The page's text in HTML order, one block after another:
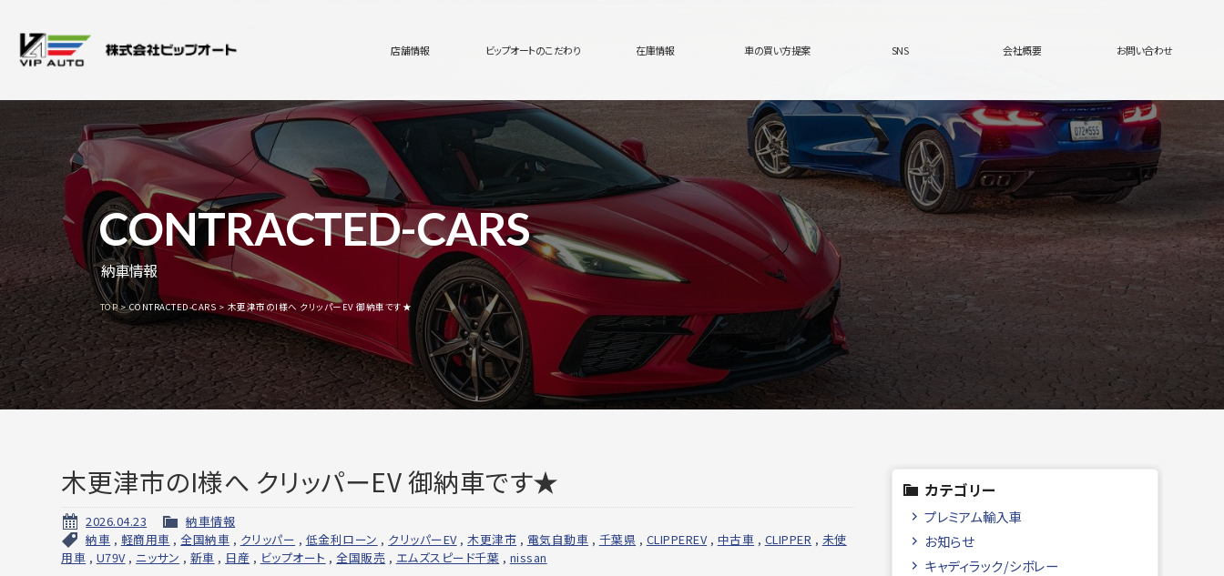
店舗情報 ビップオートのこだわり 在庫情報 車の買い方提案 SNS 会社概要 お問い合わせ
CONTRACTED-CARS
納車情報
TOP CONTRACTED-CARS 木更津市のI様へ クリッパーEV 御納車です★
木更津市のI様へ クリッパーEV 御納車です★
2026.04.23
納車情報
納車 , 軽商用車 ,全国納車 , クリッパー , 低金利ローン , クリッパーEV,木更津市 , 電気自動車 , 千葉県 , CLIPPEREV, 中古車 , CLIPPER , 未使
用車 , U79V, ニッサン , 新車 , 日産 , ビップオート ,全国販売 , エムズスピード千葉 , nissan
カテゴリー
プレミアム輸入車
お知らせ
キャディラック/シボレー